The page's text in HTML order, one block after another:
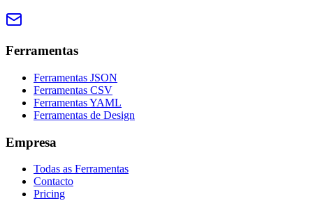
Ferramentas
Ferramentas JSON
Ferramentas CSV
Ferramentas YAML
Ferramentas de Design
Empresa
Todas as Ferramentas
Contacto
Pricing